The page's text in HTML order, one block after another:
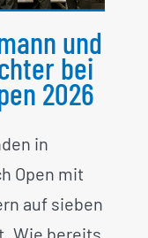
und
bei
2026
in
Open mit
auf sieben
Wie bereits